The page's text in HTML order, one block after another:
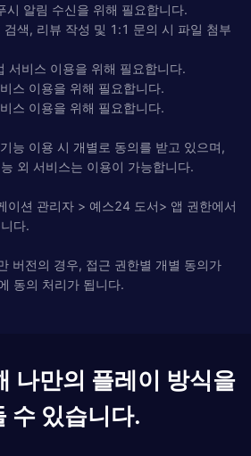
알림 수신을 위해 필요합니다.
색, 리뷰 작성 및 1:1 문의 시 파일 첨부
비스 이용을 위해 필요합니다.
스 이용을 위해 필요합니다.
스 이용을 위해 필요합니다.
능 이용 시 개별로 동의를 받고 있으며,
외 서비스는 이용이 가능합니다.
이션 관리자 > 예스24 도서> 앱 권한에서
다.
버전의 경우, 접근 권한별 개별 동의가
동의 처리가 됩니다.
나만의 플레이 방식을
수 있습니다.